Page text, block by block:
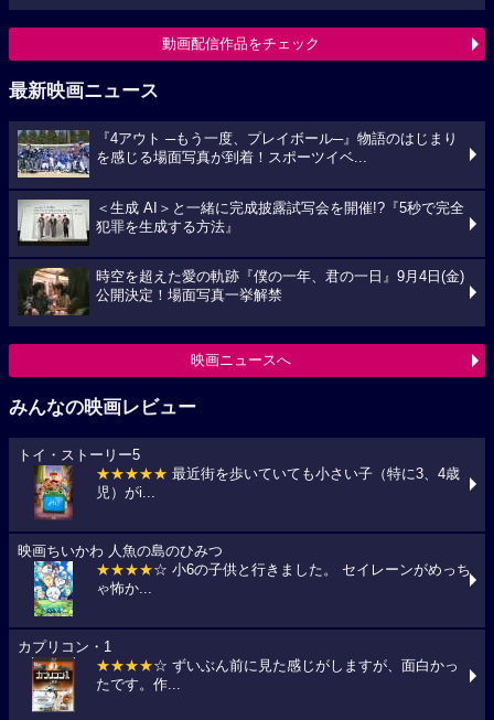
動画配信作品をチェック
最新映画ニュース
『4アウト ─もう一度、プレイボール─』物語のはじまり
を感じる場面写真が到着！スポーツイベ...
＜生成 AI＞と一緒に完成披露試写会を開催!?『5秒で完全
犯罪を生成する方法』
時空を超えた愛の軌跡『僕の一年、君の一日』9月4日(金)
公開決定！場面写真一挙解禁
映画ニュースへ
みんなの映画レビュー
トイ・ストーリー5
★★★★★ 最近街を歩いていても小さい子（特に3、4歳
児）がi...
映画ちいかわ 人魚の島のひみつ
★★★★☆ 小6の子供と行きました。 セイレーンがめっち
ゃ怖か...
カプリコン・1
★★★★☆ ずいぶん前に見た感じがしますが、面白かっ
たです。作...